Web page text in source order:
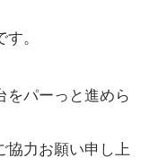
。
をパーっと進めら
協力お願い申し上